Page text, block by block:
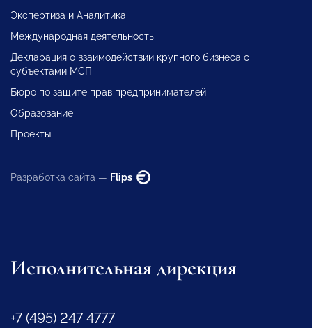
Экспертиза и Аналитика
Международная деятельность
Декларация о взаимодействии крупного бизнеса с
субъектами МСП
Бюро по защите прав предпринимателей
Образование
Проекты
Разработка сайта — Flips
Исполнительная дирекция
+7 (495) 247 4777